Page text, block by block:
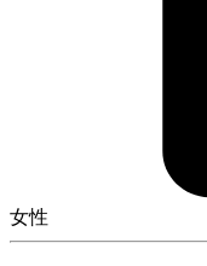
女性